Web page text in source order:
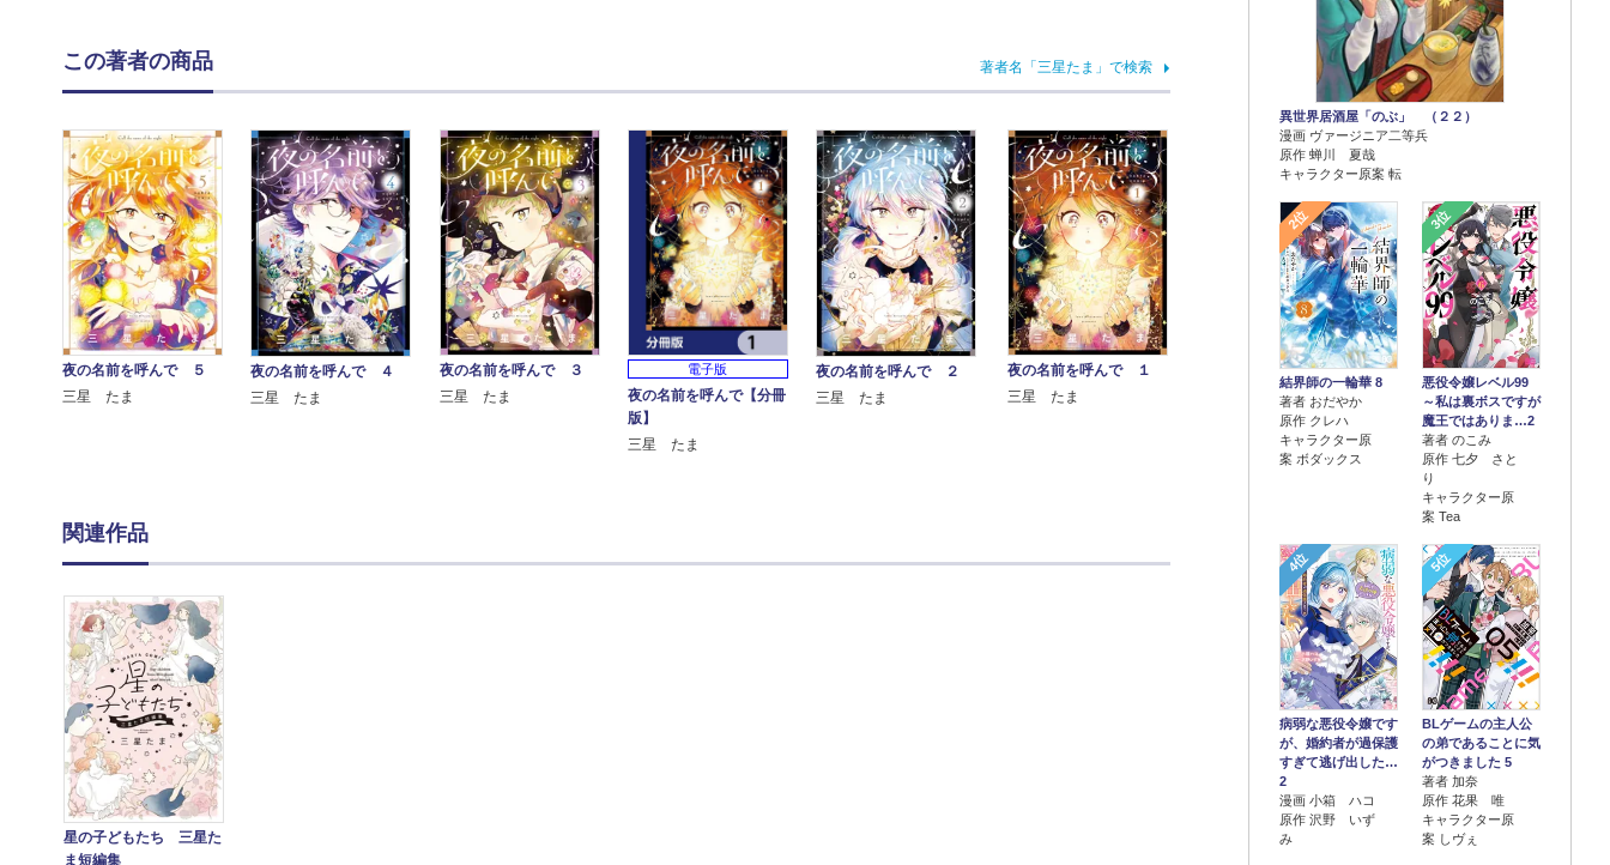
異世界居酒屋「のぶ」 （２２）
漫画 ヴァージニア二等兵
原作 蝉川 夏哉
キャラクター原案 転
2位
結界師の一輪華 8
著者 おだやか
原作 クレハ
キャラクター原
案 ボダックス
3位
悪役令嬢レベル99
～私は裏ボスですが
魔王ではありま…2
著者 のこみ
原作 七夕 さと
り
キャラクター原
案 Tea
4位
病弱な悪役令嬢です
が、婚約者が過保護
すぎて逃げ出した…
2
漫画 小箱 ハコ
原作 沢野 いず
み
5位
BLゲームの主人公
の弟であることに気
がつきました 5
著者 加奈
原作 花果 唯
キャラクター原
案 しヴぇ
この著者の商品 著者名「三星たま」で検索
夜の名前を呼んで ５
三星 たま
夜の名前を呼んで ４
三星 たま
夜の名前を呼んで ３
三星 たま
電子版
夜の名前を呼んで【分冊
版】
三星 たま
夜の名前を呼んで ２
三星 たま
夜の名前を呼んで １
三星 たま
関連作品
星の子どもたち 三星た
ま短編集